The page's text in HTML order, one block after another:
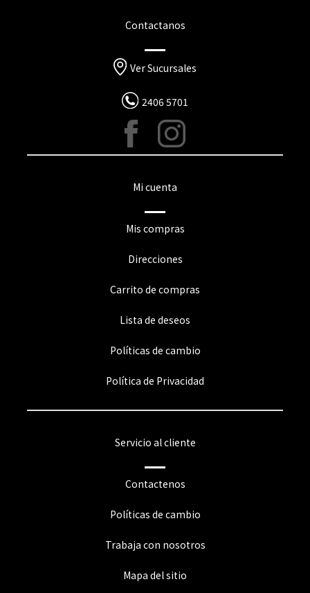
Contactanos
Ver Sucursales
2406 5701
Mi cuenta
Mis compras
Direcciones
Carrito de compras
Lista de deseos
Políticas de cambio
Política de Privacidad
Servicio al cliente
Contactenos
Políticas de cambio
Trabaja con nosotros
Mapa del sitio